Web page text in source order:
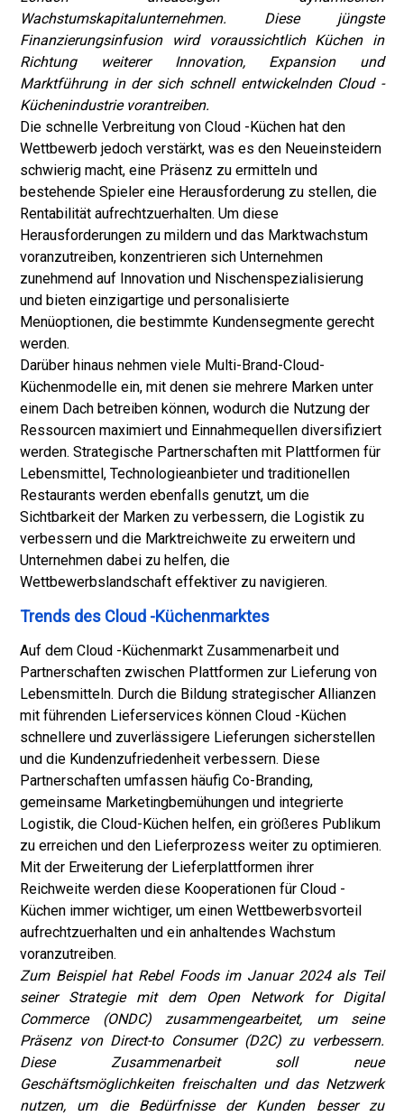
Wachstumskapitalunternehmen. Diese jüngste
Finanzierungsinfusion wird voraussichtlich Küchen in
Richtung weiterer Innovation, Expansion und
Marktführung in der sich schnell entwickelnden Cloud -
Küchenindustrie vorantreiben.
Die schnelle Verbreitung von Cloud -Küchen hat den
Wettbewerb jedoch verstärkt, was es den Neueinsteidern
schwierig macht, eine Präsenz zu ermitteln und
bestehende Spieler eine Herausforderung zu stellen, die
Rentabilität aufrechtzuerhalten. Um diese
Herausforderungen zu mildern und das Marktwachstum
voranzutreiben, konzentrieren sich Unternehmen
zunehmend auf Innovation und Nischenspezialisierung
und bieten einzigartige und personalisierte
Menüoptionen, die bestimmte Kundensegmente gerecht
werden.
Darüber hinaus nehmen viele Multi-Brand-Cloud-
Küchenmodelle ein, mit denen sie mehrere Marken unter
einem Dach betreiben können, wodurch die Nutzung der
Ressourcen maximiert und Einnahmequellen diversifiziert
werden. Strategische Partnerschaften mit Plattformen für
Lebensmittel, Technologieanbieter und traditionellen
Restaurants werden ebenfalls genutzt, um die
Sichtbarkeit der Marken zu verbessern, die Logistik zu
verbessern und die Marktreichweite zu erweitern und
Unternehmen dabei zu helfen, die
Wettbewerbslandschaft effektiver zu navigieren.
Trends des Cloud -Küchenmarktes
Auf dem Cloud -Küchenmarkt Zusammenarbeit und
Partnerschaften zwischen Plattformen zur Lieferung von
Lebensmitteln. Durch die Bildung strategischer Allianzen
mit führenden Lieferservices können Cloud -Küchen
schnellere und zuverlässigere Lieferungen sicherstellen
und die Kundenzufriedenheit verbessern. Diese
Partnerschaften umfassen häufig Co-Branding,
gemeinsame Marketingbemühungen und integrierte
Logistik, die Cloud-Küchen helfen, ein größeres Publikum
zu erreichen und den Lieferprozess weiter zu optimieren.
Mit der Erweiterung der Lieferplattformen ihrer
Reichweite werden diese Kooperationen für Cloud -
Küchen immer wichtiger, um einen Wettbewerbsvorteil
aufrechtzuerhalten und ein anhaltendes Wachstum
voranzutreiben.
Zum Beispiel hat Rebel Foods im Januar 2024 als Teil
seiner Strategie mit dem Open Network for Digital
Commerce (ONDC) zusammengearbeitet, um seine
Präsenz von Direct-to Consumer (D2C) zu verbessern.
Diese Zusammenarbeit soll neue
Geschäftsmöglichkeiten freischalten und das Netzwerk
nutzen, um die Bedürfnisse der Kunden besser zu